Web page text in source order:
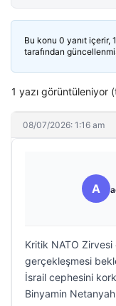
Bu konu 0 yanıt içerir,
tarafından
1 yazı görüntüleniyor
08/07/2026: 1:16 am
A
Kritik NATO Zirvesi
gerçekleşmesi
İsrail cephesini
Binyamin